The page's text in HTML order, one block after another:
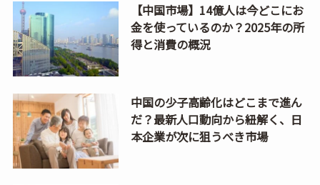
【中国市場】14億人は今どこにお
金を使っているのか？2025年の所
得と消費の概況
中国の少子高齢化はどこまで進ん
だ？最新人口動向から紐解く、日
本企業が次に狙うべき市場